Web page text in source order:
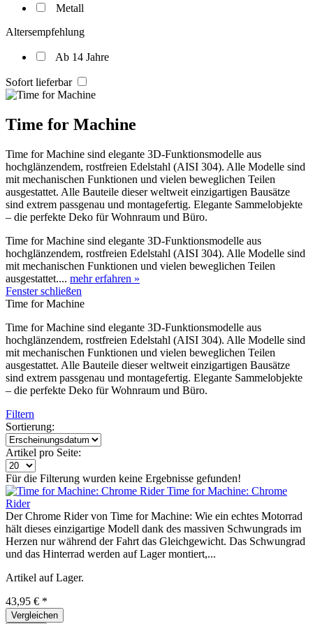
Metall
Altersempfehlung
Ab 14 Jahre
Sofort lieferbar
Time for Machine
Time for Machine sind elegante 3D-Funktionsmodelle aus
hochglänzendem, rostfreien Edelstahl (AISI 304). Alle Modelle sind
mit mechanischen Funktionen und vielen beweglichen Teilen
ausgestattet. Alle Bauteile dieser weltweit einzigartigen Bausätze
sind extrem passgenau und montagefertig. Elegante Sammelobjekte
– die perfekte Deko für Wohnraum und Büro.
Time for Machine sind elegante 3D-Funktionsmodelle aus
hochglänzendem, rostfreien Edelstahl (AISI 304). Alle Modelle sind
mit mechanischen Funktionen und vielen beweglichen Teilen
ausgestattet.... mehr erfahren »
Fenster schließen
Time for Machine
Time for Machine sind elegante 3D-Funktionsmodelle aus
hochglänzendem, rostfreien Edelstahl (AISI 304). Alle Modelle sind
mit mechanischen Funktionen und vielen beweglichen Teilen
ausgestattet. Alle Bauteile dieser weltweit einzigartigen Bausätze
sind extrem passgenau und montagefertig. Elegante Sammelobjekte
– die perfekte Deko für Wohnraum und Büro.
Filtern
Sortierung:
Artikel pro Seite:
Für die Filterung wurden keine Ergebnisse gefunden!
Time for Machine: Chrome
Rider
Der Chrome Rider von Time for Machine: Wie ein echtes Motorrad
hält dieses einzigartige Modell dank des massiven Schwungrads im
Herzen nur während der Fahrt das Gleichgewicht. Das Schwungrad
und das Hinterrad werden auf Lager montiert,...
Artikel auf Lager.
43,95 € *
Vergleichen